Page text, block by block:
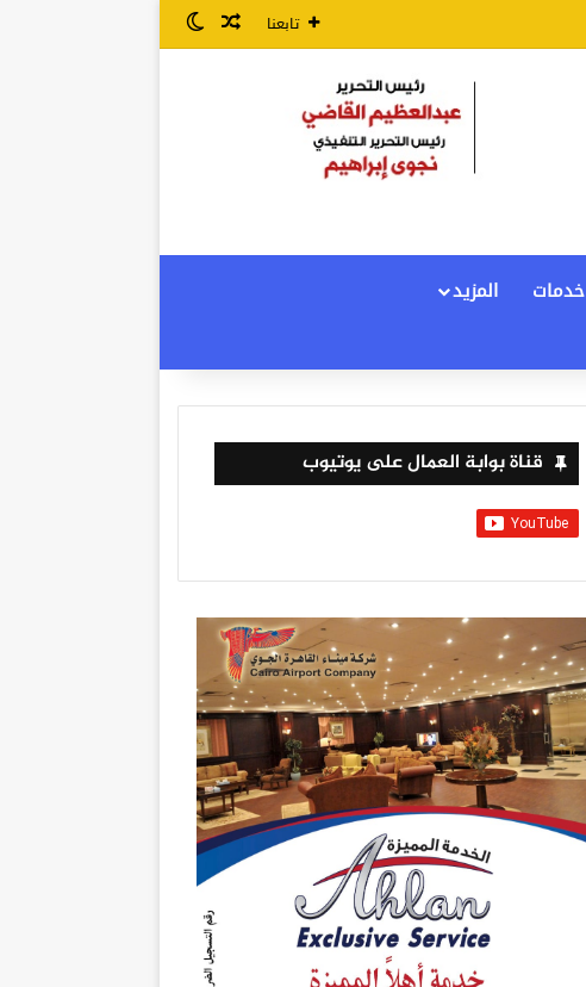
تابعنا مقال عشوائي
الوضع المظلم
خدمات
المزيد
قناة بوابة العمال على يوتيوب